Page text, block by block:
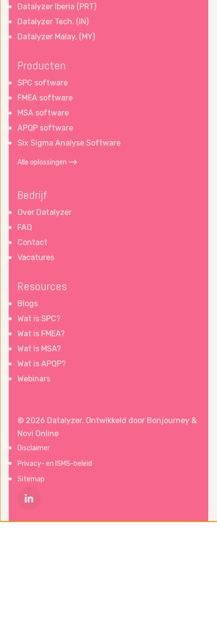
Datalyzer Iberia (PRT)
Datalyzer Tech. (IN)
Datalyzer Malay. (MY)
Producten
SPC software
FMEA software
MSA software
APQP software
Six Sigma Analyse Software
Alle oplossingen
Bedrijf
Over Datalyzer
FAQ
Contact
Vacatures
Resources
Blogs
Wat is SPC?
Wat is FMEA?
Wat is MSA?
Wat is APQP?
Webinars
© 2026 Datalyzer. Ontwikkeld door Bonjourney &
Novi Online
Disclaimer
Privacy- en ISMS-beleid
Sitemap